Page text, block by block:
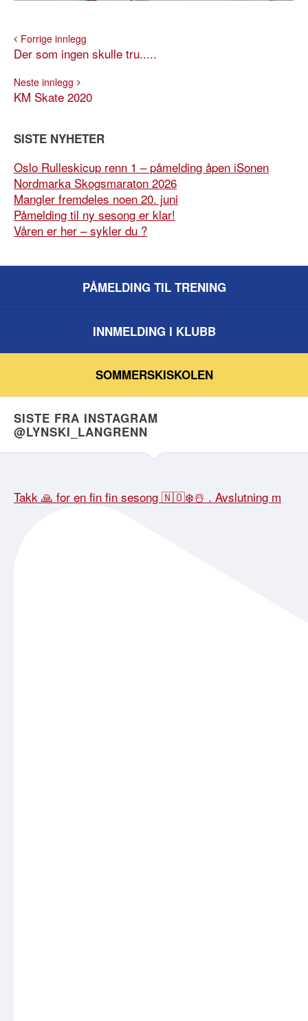
Forrige innlegg
Der som ingen skulle tru.....
Neste innlegg
KM Skate 2020
SISTE NYHETER
Oslo Rulleskicup renn 1 – påmelding åpen iSonen
Nordmarka Skogsmaraton 2026
Mangler fremdeles noen 20. juni
Påmelding til ny sesong er klar!
Våren er her – sykler du ?
PÅMELDING TIL TRENING
INNMELDING I KLUBB
SOMMERSKISKOLEN
SISTE FRA INSTAGRAM
@LYNSKI_LANGRENN
Takk 🙏 for en fin fin sesong 🇳🇴❄️☃️ . Avslutning m